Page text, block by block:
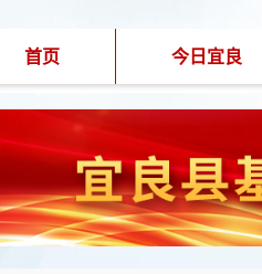
首页 今日宜良